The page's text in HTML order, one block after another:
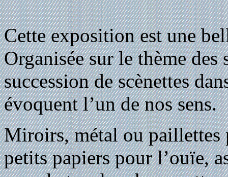
Cette exposition est une
Organisée sur le thème des
succession de scènettes
évoquent l’un de nos sens.
Miroirs, métal ou paillettes
petits papiers pour l’ouïe,